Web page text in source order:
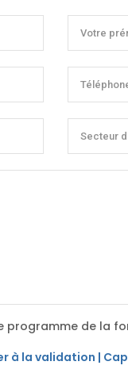
programme de la
à la validation |